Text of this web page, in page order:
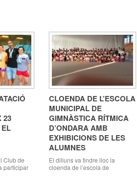
a les
Alta, amb
petit
de la
& […]
d’Ondara en les que van
mostrar, davant del nombrós
públic assistent, els seus
avanços musicals al llarg del
curs. Els alumnes dels distints
nivells que estudien música en
aquesta […]
23
Club de
participar
CLOENDA DE L’ESCOLA
MUNICIPAL DE
GIMNÀSTICA RÍTMICA
D’ONDARA AMB
EXHIBICIONS DE LES
ALUMNES
El dilluns va tindre lloc la
cloenda de l’escola de